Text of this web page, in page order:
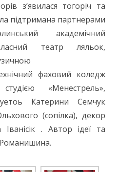
з’явилася тогоріч та
підтримана партнерами
академічний
театр ляльок,
фаховий коледж
«Менестрель»,
Катерини Семчук
(сопілка), декор
. Автор ідеї та